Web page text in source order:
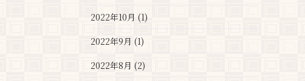
2022年10月 (1)
2022年9月 (1)
2022年8月 (2)